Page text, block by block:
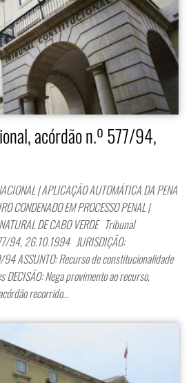
acórdão n.º 577/94,
| APLICAÇÃO AUTOMÁTICA DA PENA
CONDENADO EM PROCESSO PENAL |
DE CABO VERDE Tribunal
94, 26.10.1994 JURISDIÇÃO:
94 ASSUNTO: Recurso de constitucionalidade
DECISÃO: Nega provimento ao recurso,
recorrido…